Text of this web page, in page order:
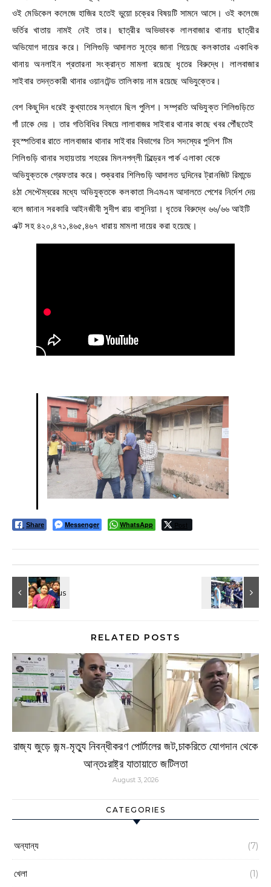
ওই মেডিকেল কলেজে হাজির হতেই ভুয়ো চক্রের বিষয়টি সামনে আসে। ওই কলেজে
ভর্তির খাতায় নামই নেই তার। ছাত্রীর অভিভাবক লালবাজার থানায় ছাত্রীর
অভিযোগ দায়ের করে। শিলিগুড়ি আদালত সূত্রে জানা গিয়েছে কলকাতার একাধিক
থানায় অনলাইন প্রতারনা সংক্রান্ত মামলা রয়েছে ধৃতের বিরুদ্ধে। লালবাজার
সাইবার তদন্তকারী থানার ওয়ানটেন্ড তালিকায় নাম রয়েছে অভিযুক্তের।
বেশ কিছুদিন ধরেই কুখ্যাতের সন্ধানে ছিল পুলিশ। সম্প্রতি অভিযুক্ত শিলিগুড়িতে
গাঁ ঢাকে দেয় । তার গতিবিধির বিষয়ে লালাবাজর সাইবার থানার কাছে খবর পৌঁছতেই
বৃহস্পতিবার রাতে লালবাজার থানার সাইবার বিভাগের তিন সদস্যের পুলিশ টিম
শিলিগুড়ি থানার সহায়তায় শহরের মিলনপল্লী চিল্ড্রেন পার্ক এলাকা থেকে
অভিযুক্তকে গ্রেফতার করে। শুক্রবার শিলিগুড়ি আদালত দুদিনের ট্রানজিট রিমান্ডে
৪ঠা সেপ্টেম্বরের মধ্যে অভিযুক্তকে কলকাতা সিএমএম আদালতে পেশের নির্দেশ দেয়
বলে জানান সরকারি আইনজীবী সুদীপ রায় বাসুনিয়া। ধৃতের বিরুদ্ধে ৬৬/৬৬ আইটি
এক্ট সহ ৪২০,৪৭১,৪৬৫,৪৬৭ ধারায় মামলা দায়ের করা হয়েছে।
Share Messenger WhatsApp Post
RELATED POSTS
রাজ্য জুড়ে জন্ম-মৃত্যু নিবন্ধীকরণ পোর্টালের জট,চাকরিতে যোগদান থেকে
আন্তঃরাষ্ট্র যাতায়াতে জটিলতা
August 3, 2026
CATEGORIES
অন্যান্য (7)
খেলা (1)